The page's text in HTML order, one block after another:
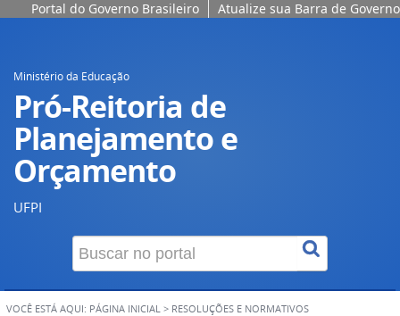
Portal do Governo Brasileiro Atualize sua Barra de Governo
Ministério da Educação
Pró-Reitoria de
Planejamento e
Orçamento
UFPI
VOCÊ ESTÁ AQUI: PÁGINA INICIAL > RESOLUÇÕES E NORMATIVOS